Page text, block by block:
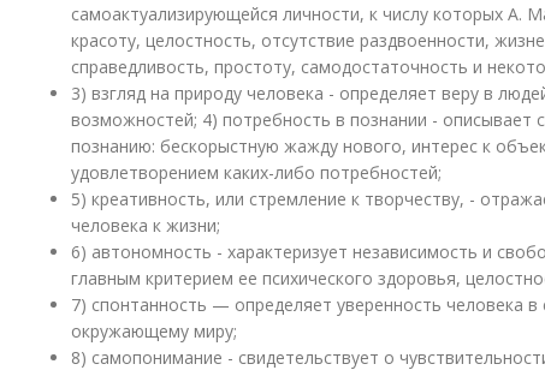
самоактуализирующейся личности, к числу которых А.
красоту, целостность, отсутствие раздвоенности,
справедливость, простоту, самодостаточность и
3) взгляд на природу человека - определяет веру в
возможностей; 4) потребность в познании - описывает
познанию: бескорыстную жажду нового, интерес к
удовлетворением каких-либо потребностей;
5) креативность, или стремление к творчеству, -
человека к жизни;
6) автономность - характеризует независимость и
главным критерием ее психического здоровья,
7) спонтанность — определяет уверенность человека в
окружающему миру;
8) самопонимание - свидетельствует о